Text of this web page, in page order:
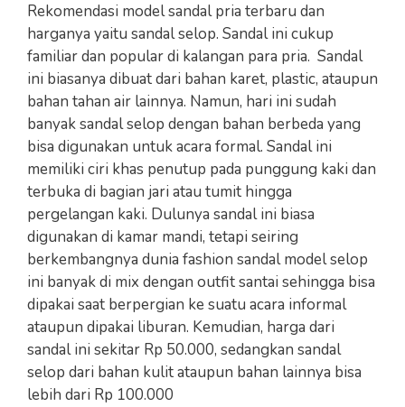
Rekomendasi model sandal pria terbaru dan
harganya yaitu sandal selop. Sandal ini cukup
familiar dan popular di kalangan para pria. Sandal
ini biasanya dibuat dari bahan karet, plastic, ataupun
bahan tahan air lainnya. Namun, hari ini sudah
banyak sandal selop dengan bahan berbeda yang
bisa digunakan untuk acara formal. Sandal ini
memiliki ciri khas penutup pada punggung kaki dan
terbuka di bagian jari atau tumit hingga
pergelangan kaki. Dulunya sandal ini biasa
digunakan di kamar mandi, tetapi seiring
berkembangnya dunia fashion sandal model selop
ini banyak di mix dengan outfit santai sehingga bisa
dipakai saat berpergian ke suatu acara informal
ataupun dipakai liburan. Kemudian, harga dari
sandal ini sekitar Rp 50.000, sedangkan sandal
selop dari bahan kulit ataupun bahan lainnya bisa
lebih dari Rp 100.000